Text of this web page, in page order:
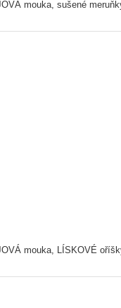
mouka, sušené
mouka, LÍSKOVÉ